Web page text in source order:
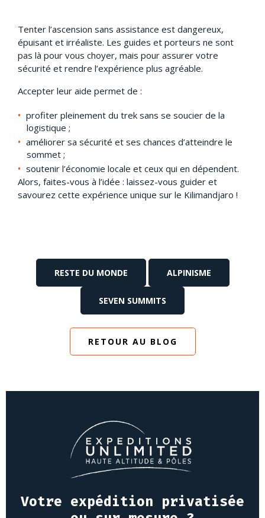
Tenter l’ascension sans assistance est dangereux,
épuisant et irréaliste. Les guides et porteurs ne sont
pas là pour vous choyer, mais pour assurer votre
sécurité et rendre l’expérience plus agréable.
Accepter leur aide permet de :
profiter pleinement du trek sans se soucier de la
logistique ;
améliorer sa sécurité et ses chances d’atteindre le
sommet ;
soutenir l’économie locale et ceux qui en dépendent.
Alors, faites-vous à l’idée : laissez-vous guider et
savourez cette expérience unique sur le Kilimandjaro !
RESTE DU MONDE ALPINISME
SEVEN SUMMITS
RETOUR AU BLOG
Votre expédition privatisée